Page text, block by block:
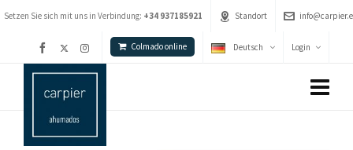
Setzen Sie sich mit uns in Verbindung: +34 937185921 Standort
Colmado online Deutsch Login